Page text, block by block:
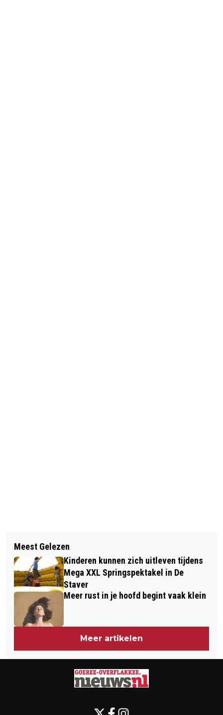
REGIO ZUID-HOLLANDSE EILANDEN
DOET MEE AAN ETHOS-TELLING
VVD VRAAGT AANDACHT VOOR ZORG
EN VEILIGHEIDSDAG
Meest Gelezen
Kinderen kunnen zich uitleven tijdens
Mega XXL Springspektakel in De
Staver
Meer rust in je hoofd begint vaak klein
Meer artikelen